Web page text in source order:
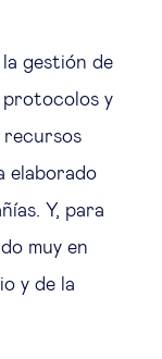
la gestión de
protocolos y
recursos
elaborado
Y, para
muy en
y de la